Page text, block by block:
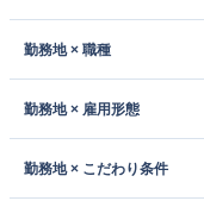
勤務地 × 職種
勤務地 × 雇用形態
勤務地 × こだわり条件